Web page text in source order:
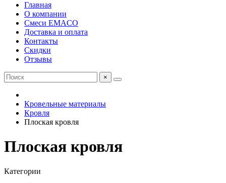
Главная
О компании
Смеси EMACO
Доставка и оплата
Контакты
Скидки
Отзывы
×
Кровельные материалы
Кровля
Плоская кровля
Плоская кровля
Категории